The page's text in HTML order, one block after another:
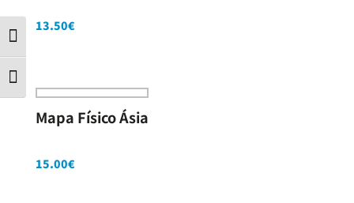
Contraste
Tamanho da letra
13.50€
Mapa Físico Ásia
15.00€